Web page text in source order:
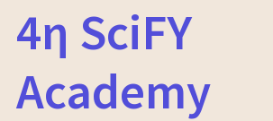
4η SciFY
Academy